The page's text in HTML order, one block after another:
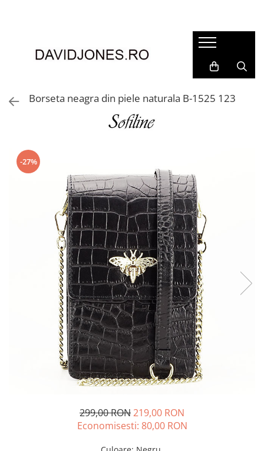
Accesorii
Genti din piele
Incaltaminte
Cizme si botine
Mocasini si balerini
Borseta neagra din piele naturala B-1525 123
-27%
299,00 RON219,00 RON
Economisesti: 80,00 RON